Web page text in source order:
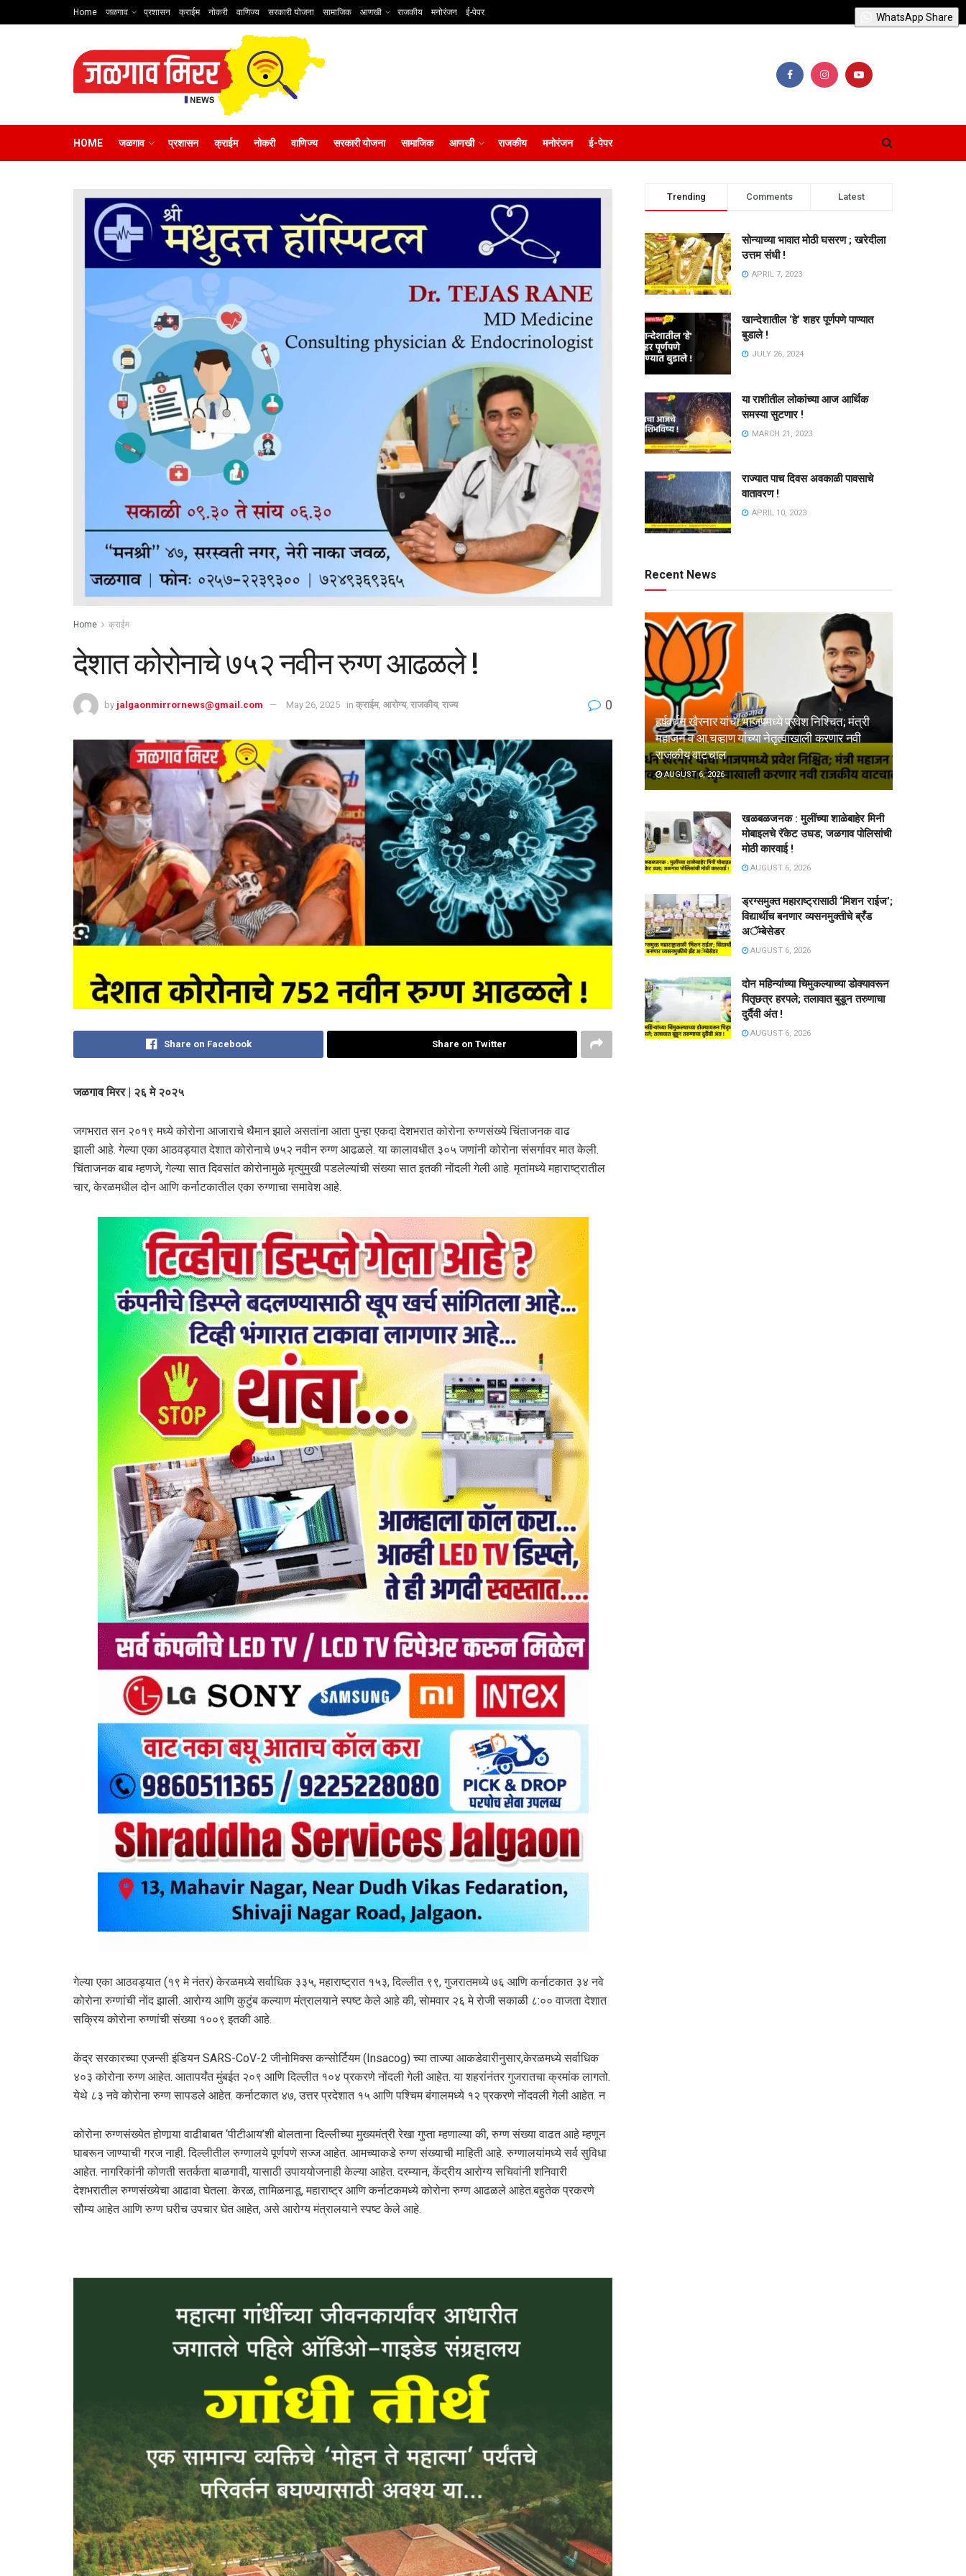
Home जळगाव प्रशासन क्राईम नोकरी वाणिज्य सरकारी योजना सामाजिक आणखी राजकीय मनोरंजन ई-पेपर
HOME जळगाव प्रशासन क्राईम नोकरी वाणिज्य सरकारी योजना सामाजिक आणखी राजकीय मनोरंजन ई-पेपर
Home क्राईम
देशात कोरोनाचे ७५२ नवीन रुग्ण आढळले !
by jalgaonmirrornews@gmail.com May 26, 2025 in क्राईम, आरोग्य, राजकीय, राज्य 0
Share on Facebook Share on Twitter
जळगाव मिरर | २६ मे २०२५
जगभरात सन २०१९ मध्ये कोरोना आजाराचे थैमान झाले असतांना आता पुन्हा एकदा देशभरात कोरोना रुग्‍णसंख्‍ये चिंताजनक वाढ
झाली आहे. गेल्या एका आठवड्यात देशात कोरोनाचे ७५२ नवीन रुग्ण आढळले. या कालावधीत ३०५ जणांनी कोरोना संसर्गावर मात केली.
चिंताजनक बाब म्हणजे, गेल्या सात दिवसांत कोरोनामुळे मृत्युमुखी पडलेल्यांची संख्या सात इतकी नोंदली गेली आहे. मृतांमध्ये महाराष्ट्रातील
चार, केरळमधील दोन आणि कर्नाटकातील एका रुग्‍णाचा समावेश आहे.
गेल्या एका आठवड्यात (१९ मे नंतर) केरळमध्ये सर्वाधिक ३३५, महाराष्ट्रात १५३, दिल्लीत ९९, गुजरातमध्ये ७६ आणि कर्नाटकात ३४ नवे
काेराेना रुग्‍णांची नाेंद झाली. आरोग्य आणि कुटुंब कल्याण मंत्रालयाने स्‍पष्‍ट केले आहे की, साेमवार २६ मे रोजी सकाळी ८:०० वाजता देशात
सक्रिय कोरोना रुग्णांची संख्या १००९ इतकी आहे.
केंद्र सरकारच्या एजन्सी इंडियन SARS-CoV-2 जीनोमिक्स कन्सोर्टियम (Insacog) च्या ताज्या आकडेवारीनुसार,केरळमध्ये सर्वाधिक
४०३ कोरोना रुग्‍ण आहेत. आतापर्यंत मुंबईत २०९ आणि दिल्लीत १०४ प्रकरणे नोंदली गेली आहेत. या शहरांनंतर गुजरातचा क्रमांक लागतो.
येथे ८३ नवे काेराेना रुग्‍ण सापडले आहेत. कर्नाटकात ४७, उत्तर प्रदेशात १५ आणि पश्चिम बंगालमध्ये १२ प्रकरणे नोंदवली गेली आहेत. न
कोरोना रुग्‍णसंख्‍येत होणार्‍या वाढीबाबत ‘पीटीआय’शी बोलताना दिल्लीच्या मुख्यमंत्री रेखा गुप्ता म्हणाल्या की, रुग्‍ण संख्‍या वाढत आहे म्‍हणून
घाबरून जाण्याची गरज नाही. दिल्‍लीतील रुग्णालये पूर्णपणे सज्ज आहेत. आमच्‍याकडे रुग्‍ण संख्‍याची माहिती आहे. रुग्णालयांमध्ये सर्व सुविधा
आहेत. नागरिकांनी कोणती सतर्कता बाळगावी, यासाठी उपाययोजनाही केल्‍या आहेत. दरम्‍यान, केंद्रीय आरोग्य सचिवांनी शनिवारी
देशभरातील रुग्‍णसंख्‍येचा आढावा घेतला. केरळ, तामिळनाडू, महाराष्ट्र आणि कर्नाटकमध्‍ये कोरोना रुग्‍ण आढळले आहेत.बहुतेक प्रकरणे
सौम्य आहेत आणि रुग्‍ण घरीच उपचार घेत आहेत, असे आरोग्‍य मंत्रालयाने स्‍पष्‍ट केले आहे.
Trending Comments Latest
सोन्याच्या भावात मोठी घसरण ; खरेदीला
उत्तम संधी !
APRIL 7, 2023
खान्देशातील ‘हे’ शहर पूर्णपणे पाण्यात
बुडाले !
JULY 26, 2024
या राशीतील लोकांच्या आज आर्थिक
समस्या सुटणार !
MARCH 21, 2023
राज्यात पाच दिवस अवकाळी पावसाचे
वातावरण !
APRIL 10, 2023
Recent News
हर्षवर्धन खैरनार यांचा भाजपमध्ये प्रवेश निश्चित; मंत्री
महाजन व आ.चव्हाण यांच्या नेतृत्वाखाली करणार नवी
राजकीय वाटचाल
AUGUST 6, 2026
खळबळजनक : मुलींच्या शाळेबाहेर मिनी
मोबाइलचे रॅकेट उघड; जळगाव पोलिसांची
मोठी कारवाई !
AUGUST 6, 2026
ड्रग्समुक्त महाराष्ट्रासाठी ‘मिशन राईज’;
विद्यार्थीच बनणार व्यसनमुक्तीचे ब्रँड
अॅम्बेसेडर
AUGUST 6, 2026
दोन महिन्यांच्या चिमुकल्याच्या डोक्यावरून
पितृछत्र हरपले; तलावात बुडून तरुणाचा
दुर्दैवी अंत !
AUGUST 6, 2026
WhatsApp Share